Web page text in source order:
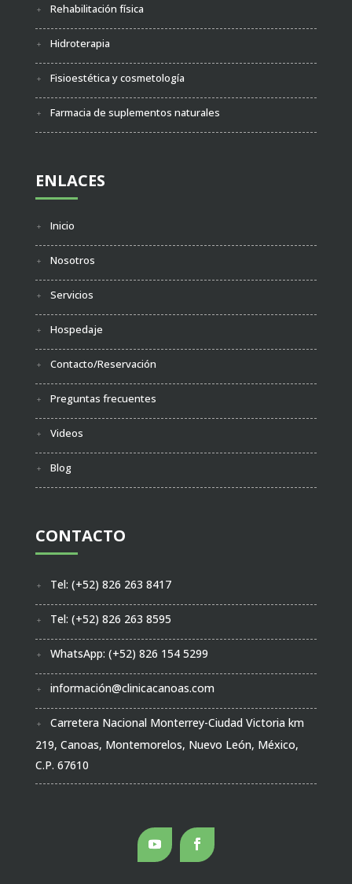
Rehabilitación física
Hidroterapia
Fisioestética y cosmetología
Farmacia de suplementos naturales
ENLACES
Inicio
Nosotros
Servicios
Hospedaje
Contacto/Reservación
Preguntas frecuentes
Videos
Blog
CONTACTO
Tel: (+52) 826 263 8417
Tel: (+52) 826 263 8595
WhatsApp: (+52) 826 154 5299
información@clinicacanoas.com
Carretera Nacional Monterrey-Ciudad Victoria km
219, Canoas, Montemorelos, Nuevo León, México,
C.P. 67610